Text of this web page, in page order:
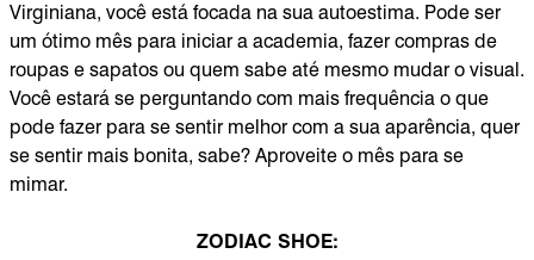
Virginiana, você está focada na sua autoestima. Pode ser
um ótimo mês para iniciar a academia, fazer compras de
roupas e sapatos ou quem sabe até mesmo mudar o visual.
Você estará se perguntando com mais frequência o que
pode fazer para se sentir melhor com a sua aparência, quer
se sentir mais bonita, sabe? Aproveite o mês para se
mimar.
ZODIAC SHOE: